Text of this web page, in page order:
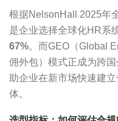
根据NelsonHall 2025年
是企业选择全球化HR系
67%。而GEO（Global
佣外包）模式正成为跨
助企业在新市场快速建
体。